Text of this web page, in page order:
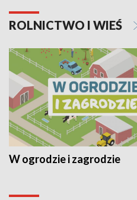
ROLNICTWO I WIEŚ
W ogrodzie i zagrodzie